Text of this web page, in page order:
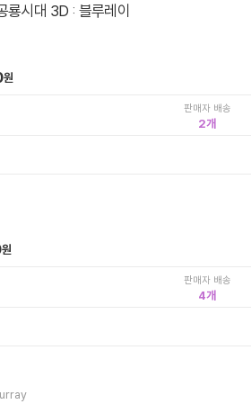
룡시대 3D : 블루레이
원
판매자 배송
2
원
판매자 배송
4
/ Bill Murray